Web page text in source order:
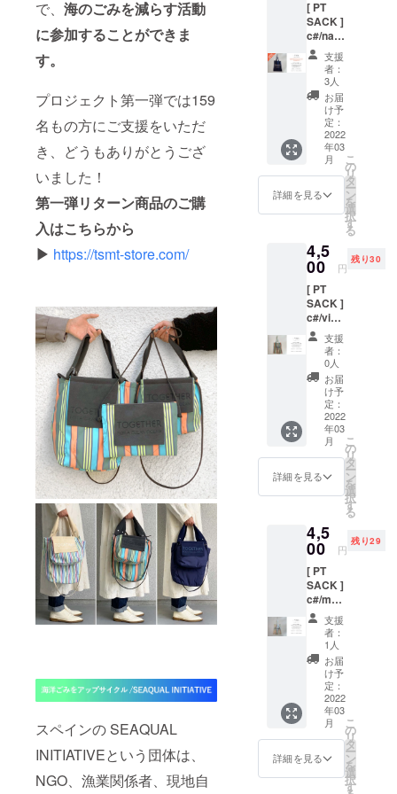
で、 海のごみを減らす活動
に参加することができま
す。
プロジェクト第一弾では159
名もの方にご支援をいただ
き、どうもありがとうござ
いました！
第一弾リターン商品のご購
入はこちらから
▶︎ https://tsmt-store.com/
スペインの SEAQUAL
INITIATIVEという団体は、
NGO、漁業関係者、現地自
SEAQU
AL×PO
RTRUN
KSのコ
ラボ
マーク
プリン
ト入
り。
H42×W
ドル立
ち上が
り約
￥450+
送料
￥300)
→20%
OFFの
￥4,200
ベース
生地は
PORTR
UNKS
を象徴
する海
洋プラ
スチッ
生地。
内側に
SEAQU
AL×PO
RTRUN
KSのコ
ラボ
マーク
プリン
ト入
り。
H42×W
37 ハン
ドル立
ち上が
り約
25cm
[ PT
SACK ]
c#/navy
（ネイ
ビー）
シンプ
ルな
トー
ト。限
定10個
を特別
お得に
お届け
するプ
ランで
す。通
￥5,250
(商品
￥4,500
+消費税
￥450+
送料
￥300)
→20%
OFFの
￥4,200
ベース
生地は
PORTR
UNKS
を象徴
する海
洋プラ
イクル
生地。
内側に
SEAQU
AL×PO
RTRUN
KSのコ
ラボ
マーク
プリン
ト入
り。
H42×W
37 ハン
ドル立
ち上が
り約
支援
者：
3人
お届
け予
定：
2022
年03
月
詳細を見る
こ
の
リ
タ
ー
ン
を
選
択
す
る
4,5
00 円
残り30
[ PT
SACK ]
c#/vivid
（ヴィ
ヴィッ
ド）シ
ンプル
なトー
ト。
ベース
生地は
PORTR
UNKS
を象徴
する海
洋プラ
クゴミ
のリサ
イクル
生地。
内側に
SEAQU
AL×PO
RTRUN
KSのコ
ラボ
マーク
プリン
ト入
り。 一
般販売
を前に
ご支援
支援
者：
0人
お届
け予
定：
2022
年03
月
詳細を見る
こ
の
リ
タ
ー
ン
を
選
択
す
る
4,5
00 円
残り29
[ PT
SACK ]
c#/multi
（マル
チ）シ
ンプル
なトー
ト。
ベース
生地は
PORTR
UNKS
を象徴
する海
洋プラ
スチッ
支援
者：
1人
お届
け予
定：
2022
年03
月
詳細を見る
こ
の
リ
タ
ー
ン
を
選
択
す